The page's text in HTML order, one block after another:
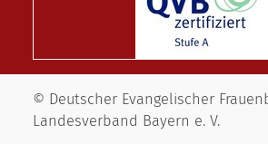
© Deutscher Evangelischer
Landesverband Bayern e. V.